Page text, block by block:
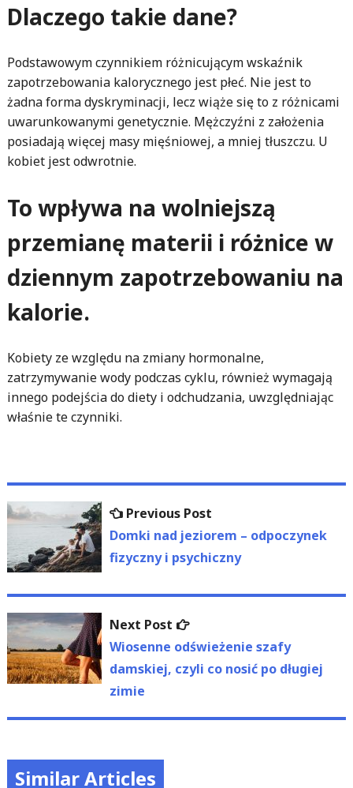
Dlaczego takie dane?
Podstawowym czynnikiem różnicującym wskaźnik
zapotrzebowania kalorycznego jest płeć. Nie jest to
żadna forma dyskryminacji, lecz wiąże się to z różnicami
uwarunkowanymi genetycznie. Mężczyźni z założenia
posiadają więcej masy mięśniowej, a mniej tłuszczu. U
kobiet jest odwrotnie.
To wpływa na wolniejszą
przemianę materii i różnice w
dziennym zapotrzebowaniu na
kalorie.
Kobiety ze względu na zmiany hormonalne,
zatrzymywanie wody podczas cyklu, również wymagają
innego podejścia do diety i odchudzania, uwzględniając
właśnie te czynniki.
Nawigacja
wpisu
Previous PostPrevious
post:
Domki nad jeziorem – odpoczynek
fizyczny i psychiczny
Next Post
Next
post:
Wiosenne odświeżenie szafy
damskiej, czyli co nosić po długiej
zimie
Similar Articles